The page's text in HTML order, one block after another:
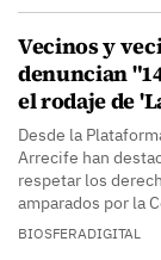
Vecinos y
denuncian
el rodaje de
Desde la
Arrecife han
respetar los
amparados por la
BIOSFERADIGITAL